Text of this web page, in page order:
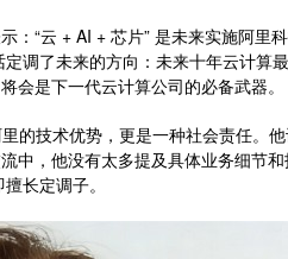
“云 + AI + 芯片” 是未来实施阿里
调了未来的方向：未来十年云计算
会是下一代云计算公司的必备武器。
的技术优势，更是一种社会责任。
中，他没有太多提及具体业务细节
长定调子。